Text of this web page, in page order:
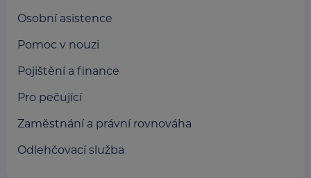
Osobní asistence
Pomoc v nouzi
Pojištění a finance
Pro pečující
Zaměstnání a právní rovnováha
Odlehčovací služba